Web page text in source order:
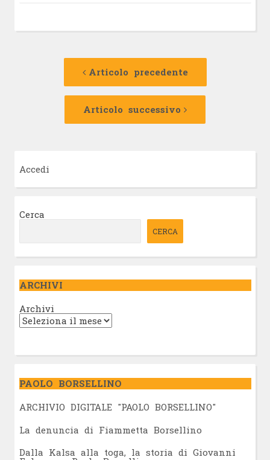
Navigazione
Articolo precedente
Articolo
Articolo successivo
Articolo
Accedi
Cerca
CERCA
ARCHIVI
Archivi
PAOLO BORSELLINO
ARCHIVIO DIGITALE "PAOLO BORSELLINO"
La denuncia di Fiammetta Borsellino
Dalla Kalsa alla toga, la storia di Giovanni